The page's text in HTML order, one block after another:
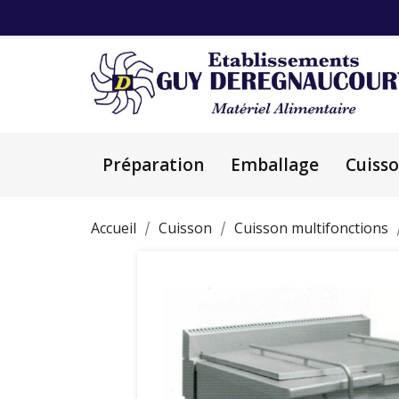
Préparation Emballage
Accueil Cuisson Cuisson multifonctions